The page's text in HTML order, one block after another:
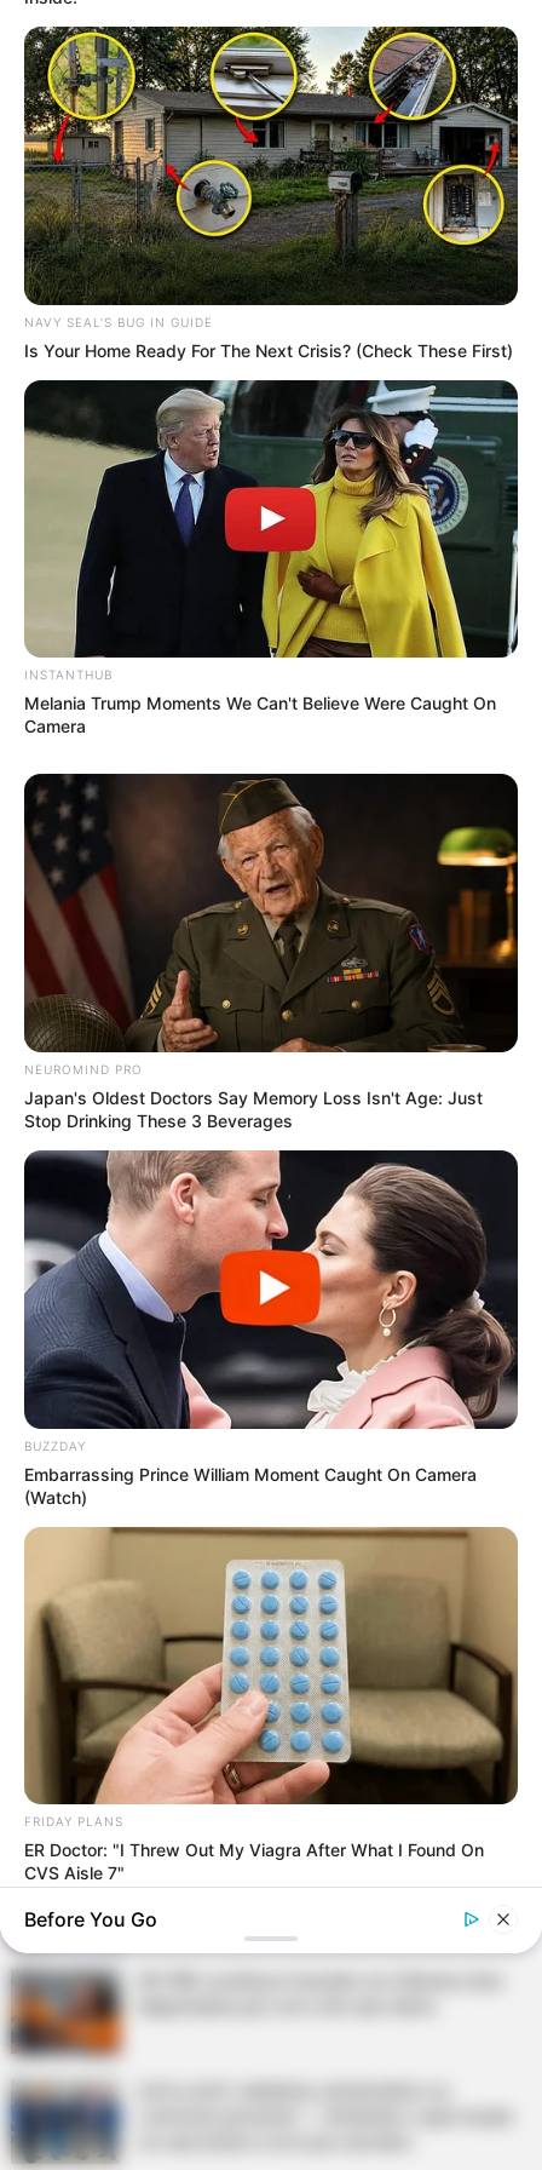
FALE CONOSCO
Nome
E-mail*
Mensagem*
BUSCAR
DESTAQUES
FACEBOOK
DESTAQUES DA SEMANA
Agente de Saúde é indiciada por falsificar
visitas que nunca aconteceram.
Câmara dos Deputados: anuênios, triênios,
quinquênios, sexta-parte e licenças-prêmio
entram no debate.
Motos e bicicletas para ACS e ACE: veja o
passo a passo para conseguir o benefício.
FNARAS em Brasília: Senado pode
promulgar PEC 14 em semana de
mobilização.
Presidente Kennedy (ES) abre processo
seletivo para Agentes de Saúde e de
Combate às Endemias.
PEC 14: o que acontece com quinquênio,
triênio e sexta-parte na aposentadoria?
DESTAQUES DO MÊS
Prefeitura realiza a maior entrega de
motocicletas aos Agentes de Saúde da
Agente de Saúde é indiciada por falsificar
visitas que nunca aconteceram.
Terceiro lote da restituição do IR paga R$
4,61 bilhões para 2,7 milhões de
contribuintes.
passo a passo para conseguir o benefício.
NAVY SEAL'S BUG IN GUIDE
Is Your Home Ready For The Next Crisis? (Check These First)
INSTANTHUB
Melania Trump Moments We Can't Believe Were Caught On
Camera
NEUROMIND PRO
Japan's Oldest Doctors Say Memory Loss Isn't Age: Just
Stop Drinking These 3 Beverages
BUZZDAY
Embarrassing Prince William Moment Caught On Camera
(Watch)
FRIDAY PLANS
ER Doctor: "I Threw Out My Viagra After What I Found On
CVS Aisle 7"
Before You Go